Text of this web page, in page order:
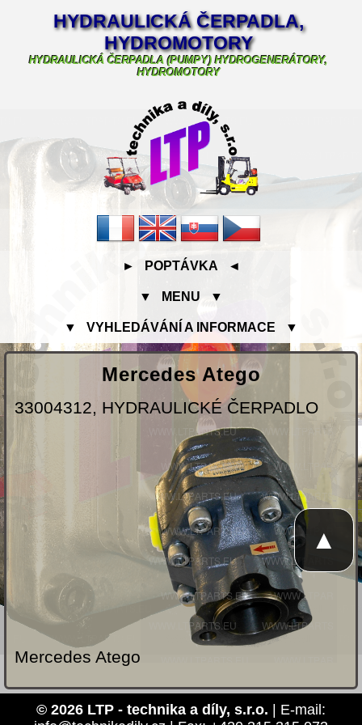
HYDRAULICKÁ ČERPADLA,
HYDROMOTORY
HYDRAULICKÁ ČERPADLA (PUMPY) HYDROGENERÁTORY,
HYDROMOTORY
► POPTÁVKA ◄
▼ MENU ▼
▼ VYHLEDÁVÁNÍ A INFORMACE ▼
Mercedes Atego
33004312, HYDRAULICKÉ ČERPADLO
Mercedes Atego
© 2026 LTP - technika a díly, s.r.o. | E-mail:
▲